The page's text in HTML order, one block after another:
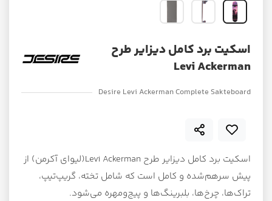
اسکیت برد کامل دیزایر طرح
Levi Ackerman
Desire Levi Ackerman Complete Sakteboard
اسکیت برد کامل دیزایر طرح Levi Ackerman(لیوای آکرمن) از
پیش سرهم‌شده و کامل است که شامل تخته، گریپ‌تیپ،
تراک‌ها، چرخ‌ها، بلبرینگ‌ها و پیج‌ومهره می‌شود.